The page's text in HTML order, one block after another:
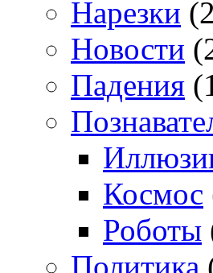
Нарезки
Новости
Падения
Космос
Роботы
Политика